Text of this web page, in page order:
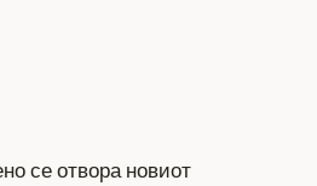
се отвора новиот